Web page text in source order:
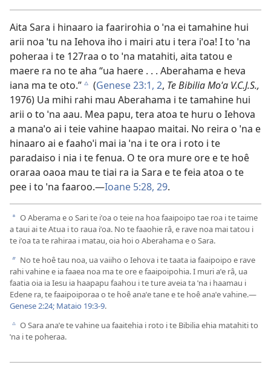
Aita Sara i hinaaro ia faarirohia o ˈna ei tamahine hui
arii noa ˈtu na Iehova iho i mairi atu i tera iˈoa! I to ˈna
poheraa i te 127raa o to ˈna matahiti, aita tatou e
maere ra no te aha “ua haere . . . Aberahama e heva
iana ma te oto.”c (Genese 23:1, 2, Te Bibilia Moˈa V.C.J.S.,
1976) Ua mihi rahi mau Aberahama i te tamahine hui
arii o to ˈna aau. Mea papu, tera atoa te huru o Iehova
a manaˈo ai i teie vahine haapao maitai. No reira o ˈna e
hinaaro ai e faahoˈi mai ia ˈna i te ora i roto i te
paradaiso i nia i te fenua. O te ora mure ore e te hoê
oraraa oaoa mau te tiai ra ia Sara e te feia atoa o te
pee i to ˈna faaroo.—Ioane 5:28, 29.
a O Aberama e o Sari te iˈoa o teie na hoa faaipoipo tae roa i te taime
a taui ai te Atua i to raua iˈoa. No te faaohie râ, e rave noa mai tatou i
te iˈoa ta te rahiraa i matau, oia hoi o Aberahama e o Sara.
b No te hoê tau noa, ua vaiiho o Iehova i te taata ia faaipoipo e rave
rahi vahine e ia faaea noa ma te ore e faaipoipohia. I muri aˈe râ, ua
faatia oia ia Iesu ia haapapu faahou i te ture aveia ta ˈna i haamau i
Edene ra, te faaipoiporaa o te hoê anaˈe tane e te hoê anaˈe vahine.—
Genese 2:24; Mataio 19:3-9.
c O Sara anaˈe te vahine ua faaitehia i roto i te Bibilia ehia matahiti to
ˈna i te poheraa.